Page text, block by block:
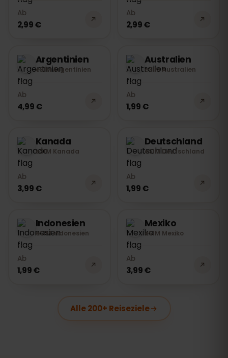
Ab
2,99 €
Ab
2,99 €
Argentinien
eSIM Argentinien
Ab
4,99 €
Australien
eSIM Australien
Ab
1,99 €
Kanada
eSIM Kanada
Ab
3,99 €
Deutschland
eSIM Deutschland
Ab
1,99 €
Indonesien
eSIM Indonesien
Ab
1,99 €
Mexiko
eSIM Mexiko
Ab
3,99 €
Alle 200+ Reiseziele